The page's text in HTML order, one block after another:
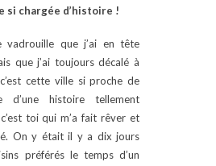
si chargée d’histoire !
vadrouille que j’ai en tête
que j’ai toujours décalé à
cette ville si proche de
d’une histoire tellement
toi qui m’a fait rêver et
On y était il y a dix jours
préférés le temps d’un